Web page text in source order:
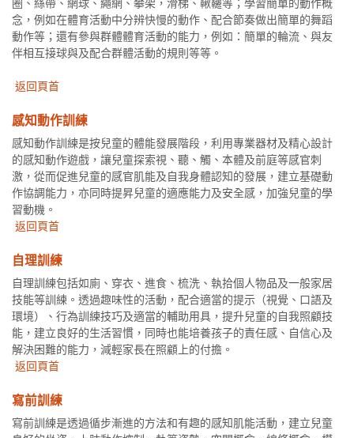
圈、絲帶、網球、繩網、攀架，滑梯、鞦韆等；學習簡單的動作概
念，例如在體育活動中分辨快慢的動作、配合節奏做出簡單的舞蹈
動作等；還有參與群體體育活動的能力，例如：簡單的輪流、與友
伴相互接球與及配合群體活動的規則等等。
返回頁首
感知動作訓練
感知動作訓練是按兒童的體能發展階段，利用專業器材及精心設計
的感知動作遊戲，讓兒童探索視、聽、觸、本體及前庭等感官刺
激，從而促進兒童的感官肌能及自我身體認知的發展，建立基礎動
作協調能力，亦同時提昇兒童的適應能力及安全感，加強兒童的學
習動機。
返回頁首
自理訓練
自理訓練包括如廁、穿衣、進食、梳洗、執拾個人物品及一般家居
技能等訓練。透過趣味性的活動，配合適當的提示（視覺、口語及
環境）、行為訓練技巧及適當的輔助用具，提升兒童的自我照顧技
能，建立良好的生活習慣，同時也能培養孩子的責任感、自信心及
解決困難的能力，減輕家長在照顧上的付擔。
返回頁首
寫前訓練
寫前訓練是透過循步漸進的方法和有趣的感知肌能活動，建立兒童